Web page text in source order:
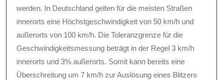
werden. In Deutschland gelten für die meisten Straßen
innerorts eine Höchstgeschwindigkeit von 50 km/h und
außerorts von 100 km/h. Die Toleranzgrenze für die
Geschwindigkeitsmessung beträgt in der Regel 3 km/h
innerorts und 3% außerorts. Somit kann bereits eine
Überschreitung um 7 km/h zur Auslösung eines Blitzers